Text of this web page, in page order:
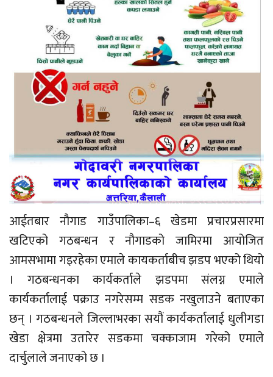
आईतबार नौगाड गाउँपालिका–६ खेडमा प्रचारप्रसारमा
खटिएको गठबन्धन र नौगाडको जामिरमा आयोजित
आमसभामा गइरहेका एमाले कायकर्ताबीच झडप भएको थियो
। गठबन्धनका कार्यकर्ताले झडपमा संलग्न एमाले
कार्यकर्तालाई पक्राउ नगरेसम्म सडक नखुलाउने बताएका
छन् । गठबन्धनले जिल्लाभरका सयौं कार्यकर्तालाई धुलीगडा
खेडा क्षेत्रमा उतारेर सडकमा चक्काजाम गरेको एमाले
दार्चुलाले जनाएको छ ।